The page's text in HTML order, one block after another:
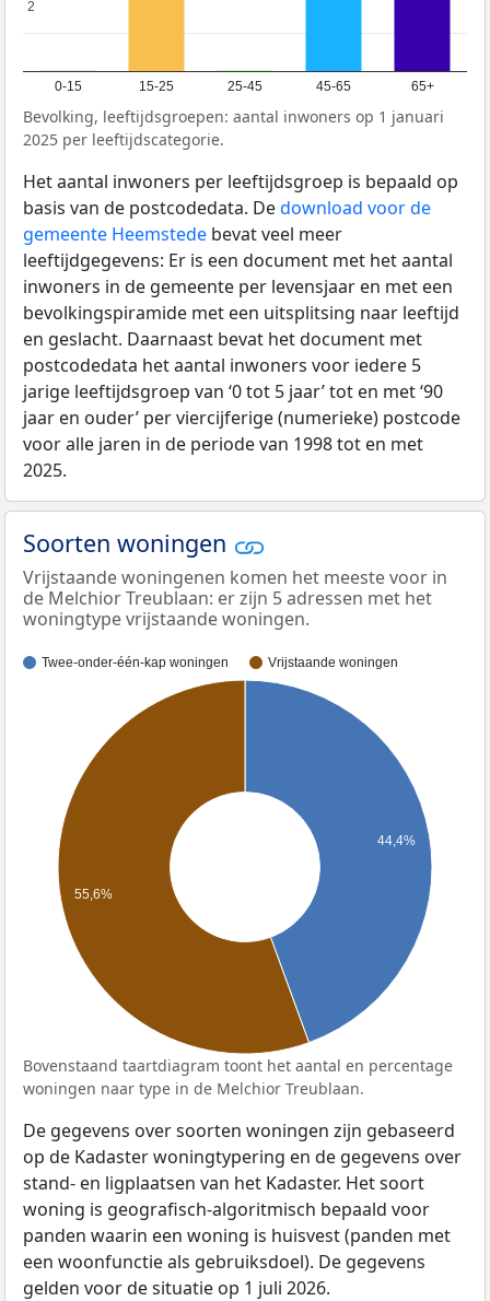
0-15 15-25 25-45 45-65 65+
2
2
Bevolking, leeftijdsgroepen: aantal inwoners op 1 januari
2025 per leeftijdscategorie.
Het aantal inwoners per leeftijdsgroep is bepaald op
basis van de postcodedata. Dedownload voor de
gemeente Heemstede bevat veel meer
leeftijdgegevens: Er is een document met het aantal
inwoners in de gemeente per levensjaar en met een
bevolkingspiramide met een uitsplitsing naar leeftijd
en geslacht. Daarnaast bevat het document met
postcodedata het aantal inwoners voor iedere 5
jarige leeftijdsgroep van ‘0 tot 5 jaar’ tot en met ‘90
jaar en ouder’ per viercijferige (numerieke) postcode
voor alle jaren in de periode van 1998 tot en met
2025.
Soorten woningen
Vrijstaande woningenen komen het meeste voor in
de Melchior Treublaan: er zijn 5 adressen met het
woningtype vrijstaande woningen.
Twee-onder-één-kap woningen Vrijstaande woningen
44,4%
55,6%
Bovenstaand taartdiagram toont het aantal en percentage
woningen naar type in de Melchior Treublaan.
De gegevens over soorten woningen zijn gebaseerd
op de Kadaster woningtypering en de gegevens over
stand- en ligplaatsen van het Kadaster. Het soort
woning is geografisch-algoritmisch bepaald voor
panden waarin een woning is huisvest (panden met
een woonfunctie als gebruiksdoel). De gegevens
gelden voor de situatie op 1 juli 2026.